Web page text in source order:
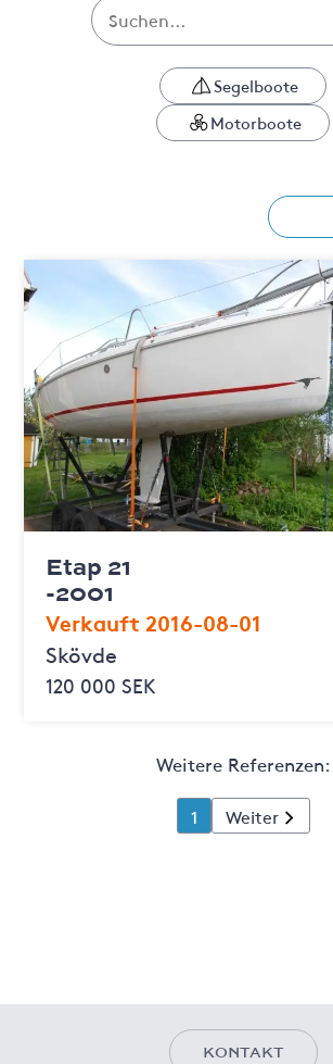
Segelboote
Motorboote
Etap 21
-2001
Verkauft 2016-08-01
Skövde
120 000 SEK
Weitere Referenzen:
1 Weiter
KONTAKT